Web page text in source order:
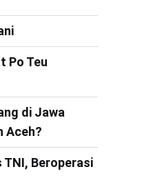
Po Teu
di Jawa
Aceh?
Beroperasi